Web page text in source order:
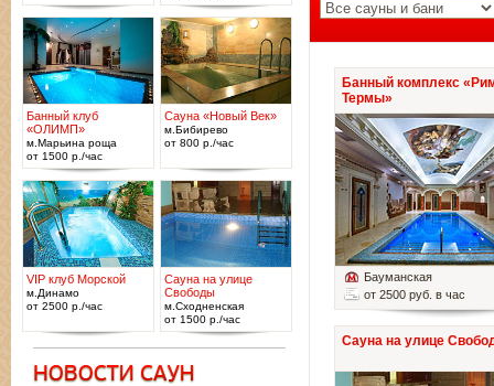
Банный комплекс
Термы»
Бауманская
от 2500 руб. в час
Сауна на улице
Банный клуб
«ОЛИМП»
м.Марьина роща
от 1500 р./час
Сауна «Новый Век»
м.Бибирево
от 800 р./час
VIP клуб Морской
м.Динамо
от 2500 р./час
Сауна на улице
Свободы
м.Сходненская
от 1500 р./час